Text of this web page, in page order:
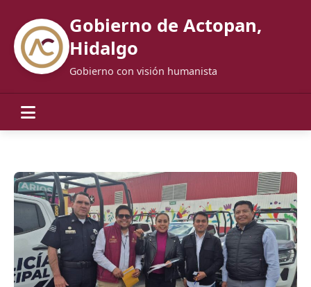
Gobierno de Actopan,
Hidalgo
Gobierno con visión humanista